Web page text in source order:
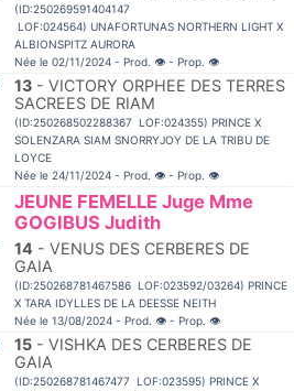
(ID:250269591404147
LOF:024564) UNAFORTUNAS NORTHERN LIGHT X
ALBIONSPITZ AURORA
Née le 02/11/2024 - Prod. 👁 - Prop. 👁
13 - VICTORY ORPHEE DES TERRES
SACREES DE RIAM
(ID:250268502288367 LOF:024355) PRINCE X
SOLENZARA SIAM SNORRYJOY DE LA TRIBU DE
LOYCE
Née le 24/11/2024 - Prod. 👁 - Prop. 👁
JEUNE FEMELLE Juge Mme
GOGIBUS Judith
14 - VENUS DES CERBERES DE
GAIA
(ID:250268781467586 LOF:023592/03264) PRINCE
X TARA IDYLLES DE LA DEESSE NEITH
Née le 13/08/2024 - Prod. 👁 - Prop. 👁
15 - VISHKA DES CERBERES DE
GAIA
(ID:250268781467477 LOF:023595) PRINCE X